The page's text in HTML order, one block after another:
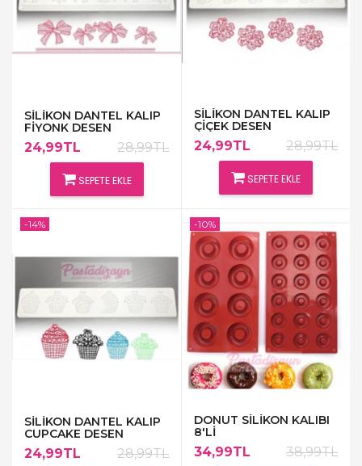
SİLİKON DANTEL KALIP
FİYONK DESEN
24,99TL 28,99TL
SEPETE EKLE
SİLİKON DANTEL KALIP
ÇİÇEK DESEN
24,99TL 28,99TL
SEPETE EKLE
-14%
SİLİKON DANTEL KALIP
CUPCAKE DESEN
24,99TL 28,99TL
-10%
DONUT SİLİKON KALIBI
8'Lİ
34,99TL 38,99TL